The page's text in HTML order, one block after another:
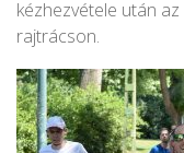
kézhezvétele után
rajtrácson.